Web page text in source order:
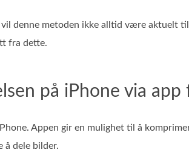
denne metoden ikke alltid være aktuelt
fra dette.
på iPhone via
Appen gir en mulighet til å
å dele bilder.